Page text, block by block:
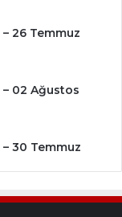
26 Temmuz
– 02 Ağustos
– 30 Temmuz